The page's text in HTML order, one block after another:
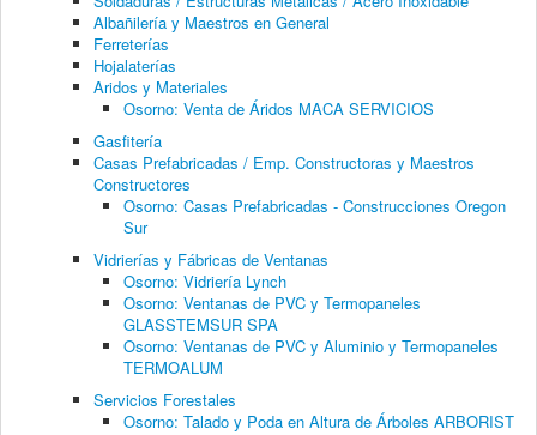
Albañilería y Maestros en General
Ferreterías
Hojalaterías
Aridos y Materiales
Osorno: Venta de Áridos MACA SERVICIOS
Gasfitería
Casas Prefabricadas / Emp. Constructoras y Maestros
Constructores
Osorno: Casas Prefabricadas - Construcciones Oregon
Sur
Vidrierías y Fábricas de Ventanas
Osorno: Vidriería Lynch
Osorno: Ventanas de PVC y Termopaneles
GLASSTEMSUR SPA
Osorno: Ventanas de PVC y Aluminio y Termopaneles
TERMOALUM
Servicios Forestales
Osorno: Talado y Poda en Altura de Árboles ARBORIST